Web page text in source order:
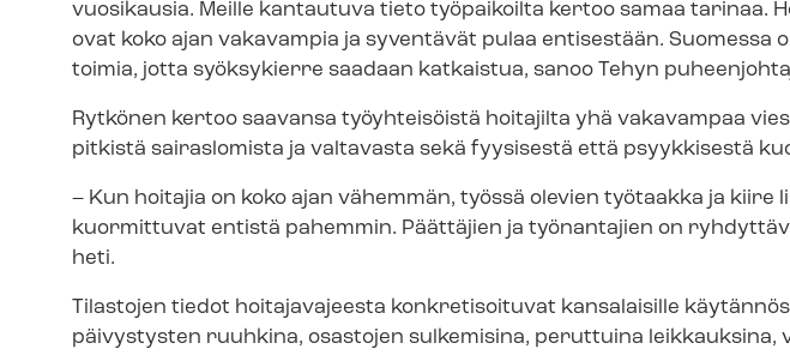
vuosikausia. Meille kantautuva tieto työpaikoilta kertoo samaa tarinaa.
ovat koko ajan vakavampia ja syventävät pulaa entisestään. Suomessa
toimia, jotta syöksykierre saadaan katkaistua, sanoo Tehyn
Rytkönen kertoo saavansa työyhteisöistä hoitajilta yhä vakavampaa
pitkistä sairaslomista ja valtavasta sekä fyysisestä että psyykkisestä
– Kun hoitajia on koko ajan vähemmän, työssä olevien työtaakka ja kiire
kuormittuvat entistä pahemmin. Päättäjien ja työnantajien on
heti.
Tilastojen tiedot hoitajavajeesta konkretisoituvat kansalaisille
päivystysten ruuhkina, osastojen sulkemisina, peruttuina leikkauksina,